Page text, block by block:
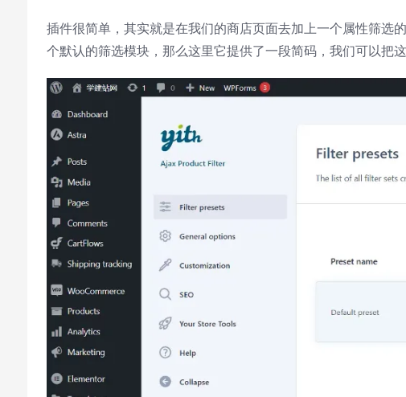
Playback Rate
Chapters
descriptions off, selected
Subtitles
subtitles settings
settings dialog
subtitles off
Audio Track
Picture-in-Picture
Fullscreen
This is a modal window.
Beginning of dialog window. Escape will
cancel and close the window.
插件很简单，其实就是在我们的商店页面去加上一个属性筛选
个默认的筛选模块，那么这里它提供了一段简码，我们可以把